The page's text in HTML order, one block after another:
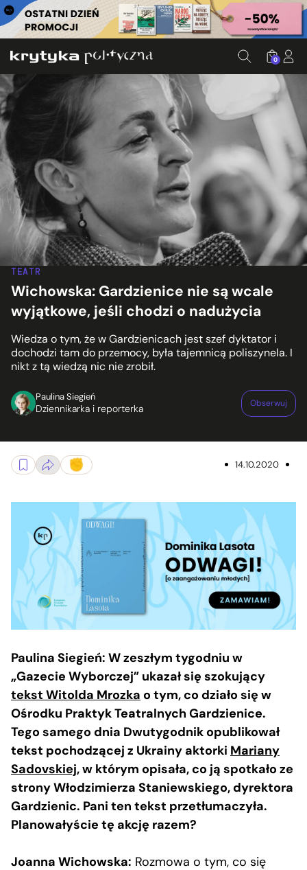
0
TEATR
Wichowska: Gardzienice nie są wcale
wyjątkowe, jeśli chodzi o nadużycia
Wiedza o tym, że w Gardzienicach jest szef dyktator i
dochodzi tam do przemocy, była tajemnicą poliszynela. I
nikt z tą wiedzą nic nie zrobił.
Paulina Siegień
Dziennikarka i reporterka Obserwuj
14.10.2020
Paulina Siegień: W zeszłym tygodniu w
„Gazecie Wyborczej” ukazał się szokujący
tekst Witolda Mrozka o tym, co działo się w
Ośrodku Praktyk Teatralnych Gardzienice.
Tego samego dnia Dwutygodnik opublikował
tekst pochodzącej z Ukrainy aktorki Mariany
Sadovskiej, w którym opisała, co ją spotkało ze
strony Włodzimierza Staniewskiego, dyrektora
Gardzienic. Pani ten tekst przetłumaczyła.
Planowałyście tę akcję razem?
Joanna Wichowska: Rozmowa o tym, co się